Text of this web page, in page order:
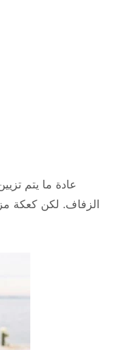
عادة ما يتم
الزفاف. لكن كعكة